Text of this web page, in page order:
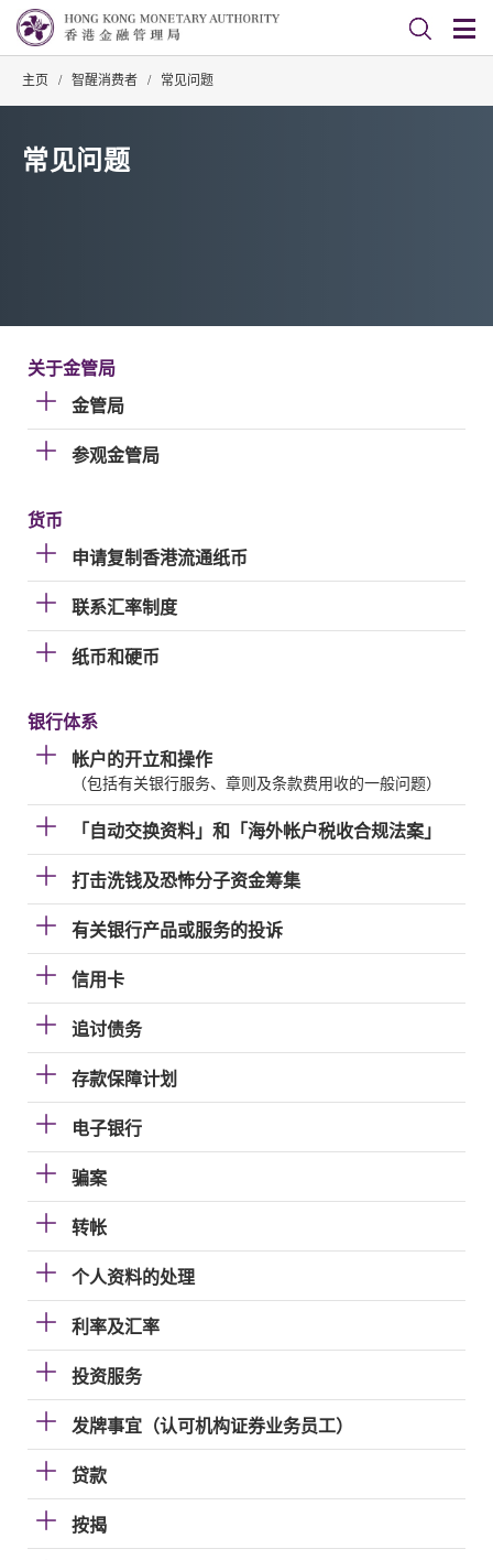
主页 / 智醒消费者 / 常见问题
常见问题
关于金管局
金管局
参观金管局
货币
申请复制香港流通纸币
联系汇率制度
纸币和硬币
银行体系
帐户的开立和操作
（包括有关银行服务、章则及条款费用收的一般问题）
「自动交换资料」和「海外帐户税收合规法案」
打击洗钱及恐怖分子资金筹集
有关银行产品或服务的投诉
信用卡
追讨债务
存款保障计划
电子银行
骗案
转帐
个人资料的处理
利率及汇率
投资服务
发牌事宜（认可机构证券业务员工）
贷款
按揭